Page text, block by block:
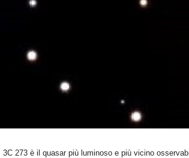
Il 3C 273 è il quasar più luminoso e più vicino